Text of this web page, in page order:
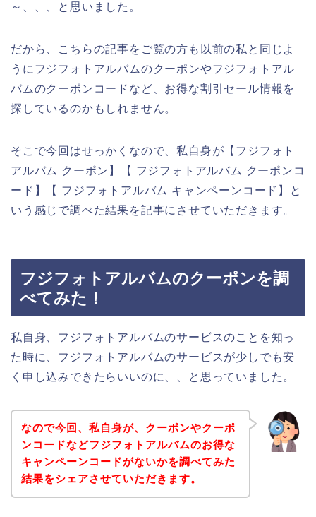
～、、、と思いました。
だから、こちらの記事をご覧の方も以前の私と同じよ
うにフジフォトアルバムのクーポンやフジフォトアル
バムのクーポンコードなど、お得な割引セール情報を
探しているのかもしれません。
そこで今回はせっかくなので、私自身が【フジフォト
アルバム クーポン】【 フジフォトアルバム クーポンコ
ード】【 フジフォトアルバム キャンペーンコード】と
いう感じで調べた結果を記事にさせていただきます。
フジフォトアルバムのクーポンを調
べてみた！
私自身、フジフォトアルバムのサービスのことを知っ
た時に、フジフォトアルバムのサービスが少しでも安
く申し込みできたらいいのに、、と思っていました。
なので今回、私自身が、クーポンやクーポ
ンコードなどフジフォトアルバムのお得な
キャンペーンコードがないかを調べてみた
結果をシェアさせていただきます。